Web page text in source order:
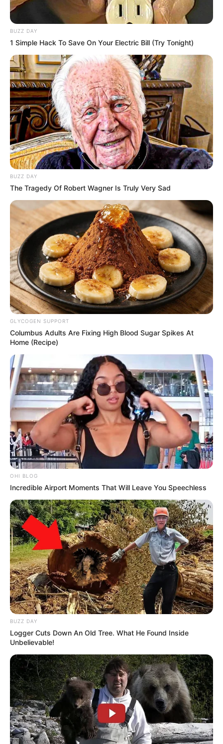
BUZZ DAY
1 Simple Hack To Save On Your Electric Bill (Try Tonight)
BUZZ DAY
The Tragedy Of Robert Wagner Is Truly Very Sad
GLYCOGEN SUPPORT
Columbus Adults Are Fixing High Blood Sugar Spikes At
Home (Recipe)
OHI BLOG
Incredible Airport Moments That Will Leave You Speechless
BUZZ DAY
Logger Cuts Down An Old Tree. What He Found Inside
Unbelievable!